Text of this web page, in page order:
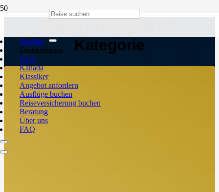
Insights
Destinationen
USA
Kanada
Klassiker
Angebot anfordern
Ausflüge buchen
Reiseversicherung buchen
Beratung
Über uns
FAQ
Kategorie